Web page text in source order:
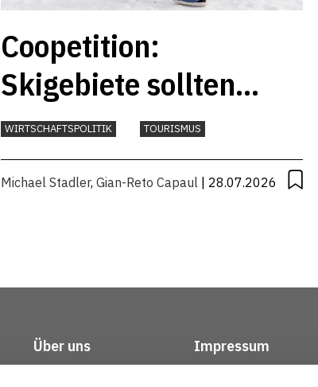
Coopetition:
Skigebiete sollten
mehr
zusammenarbeiten
WIRTSCHAFTSPOLITIK TOURISMUS
Michael Stadler, Gian-Reto Capaul | 28.07.2026
Über uns
Impressum